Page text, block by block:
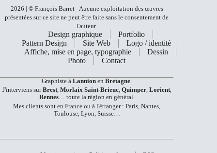
2026 | © François Barret - Aucune exploitation des œuvres
présentées sur ce site ne peut être faite sans le consentement de
l'auteur.
Design graphique
Portfolio
Pattern Design
Site Web
Logo / identité
Affiche, mise en page, typographie
Dessin
Photo
Contact
Graphiste àLannion enBretagne
J'interviens surBrest, Morlaix Saint-Brieuc, Quimper, Lorient,
Rennes… toute la région en général.
Mes clients sont en France ou à l'étranger : Paris, Nantes,
Toulouse, Lyon, Suisse…